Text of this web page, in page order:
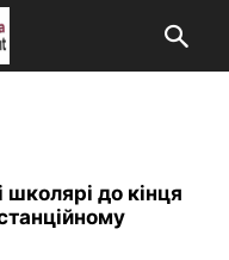
школярі до кінця